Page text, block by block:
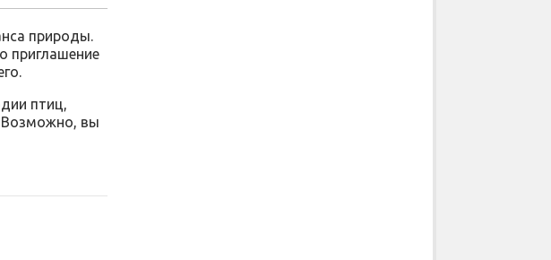
природы.
приглашение
птиц,
Возможно, вы